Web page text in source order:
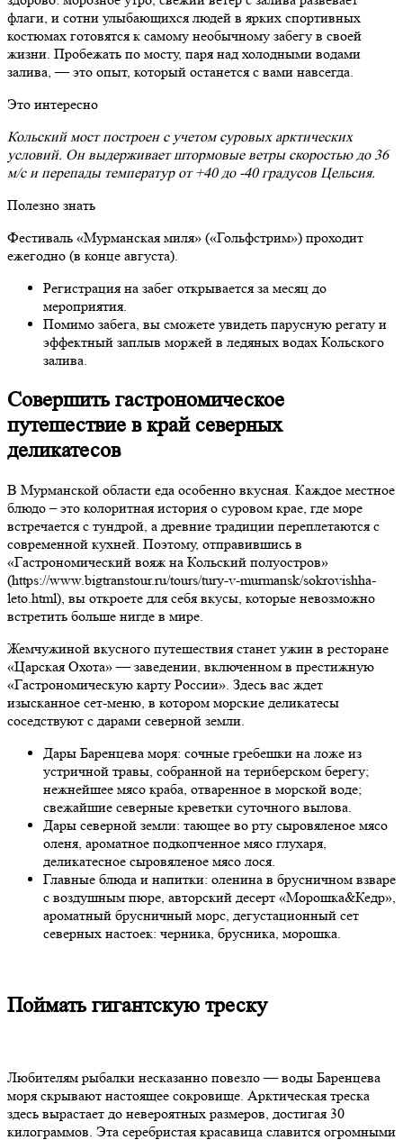
флаги, и сотни улыбающихся людей в ярких спортивных
костюмах готовятся к самому необычному забегу в своей
жизни. Пробежать по мосту, паря над холодными водами
залива, — это опыт, который останется с вами навсегда.
Это интересно
Кольский мост построен с учетом суровых арктических
условий. Он выдерживает штормовые ветры скоростью до 36
м/с и перепады температур от +40 до -40 градусов Цельсия.
Полезно знать
Фестиваль «Мурманская миля» («Гольфстрим») проходит
ежегодно (в конце августа).
Регистрация на забег открывается за месяц до
мероприятия.
Помимо забега, вы сможете увидеть парусную регату и
эффектный заплыв моржей в ледяных водах Кольского
залива.
Совершить гастрономическое
путешествие в край северных
деликатесов
В Мурманской области еда особенно вкусная. Каждое местное
блюдо – это колоритная история о суровом крае, где море
встречается с тундрой, а древние традиции переплетаются с
современной кухней. Поэтому, отправившись в
«Гастрономический вояж на Кольский полуостров»
(https://www.bigtranstour.ru/tours/tury-v-murmansk/sokrovishha-
leto.html), вы откроете для себя вкусы, которые невозможно
встретить больше нигде в мире.
Жемчужиной вкусного путешествия станет ужин в ресторане
«Царская Охота» — заведении, включенном в престижную
«Гастрономическую карту России». Здесь вас ждет
изысканное сет-меню, в котором морские деликатесы
соседствуют с дарами северной земли.
Дары Баренцева моря: сочные гребешки на ложе из
устричной травы, собранной на териберском берегу;
нежнейшее мясо краба, отваренное в морской воде;
свежайшие северные креветки суточного вылова.
Дары северной земли: тающее во рту сыровяленое мясо
оленя, ароматное подкопченное мясо глухаря,
деликатесное сыровяленое мясо лося.
Главные блюда и напитки: оленина в брусничном взваре
с воздушным пюре, авторский десерт «Морошка&Кедр»,
ароматный брусничный морс, дегустационный сет
северных настоек: черника, брусника, морошка.
Поймать гигантскую треску
Любителям рыбалки несказанно повезло — воды Баренцева
моря скрывают настоящее сокровище. Арктическая треска
здесь вырастает до невероятных размеров, достигая 30
килограммов. Эта серебристая красавица славится огромными